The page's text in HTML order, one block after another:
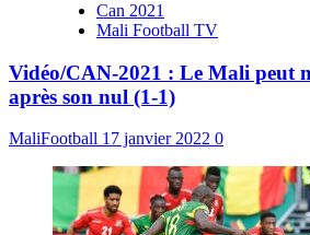
Can 2021
Mali Football TV
Vidéo/CAN-2021 : Le Mali peut
après son nul (1-1)
MaliFootball 17 janvier 2022 0